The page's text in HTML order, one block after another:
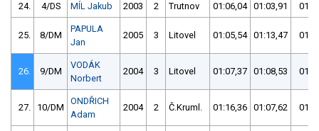
24. 4/DS MÍL Jakub 2003 2 Trutnov 01:06,04 01:03,91
25. 8/DM
PAPULA
Jan
2005 3 Litovel 01:05,54 01:13,47
26. 9/DM
VODÁK
Norbert
2004 3 Litovel 01:07,37 01:08,53
27. 10/DM
ONDŘICH
Adam
2004 2 Č.Kruml. 01:16,36 01:07,62